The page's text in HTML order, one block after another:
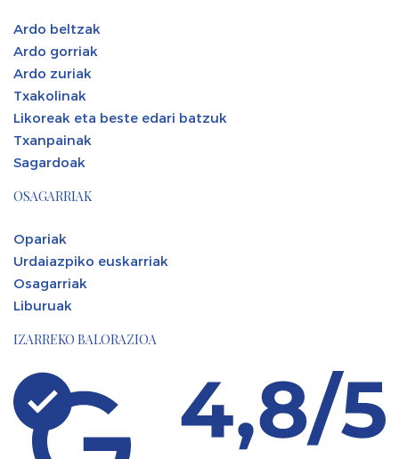
Ardo beltzak
Ardo gorriak
Ardo zuriak
Txakolinak
Likoreak eta beste edari batzuk
Txanpainak
Sagardoak
OSAGARRIAK
Opariak
Urdaiazpiko euskarriak
Osagarriak
Liburuak
IZARREKO BALORAZIOA